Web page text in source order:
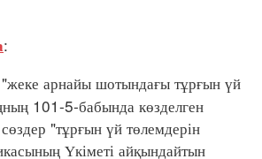
:
"жеке арнайы шотындағы тұрғын үй
101-5-бабында көзделген
"тұрғын үй төлемдерін
Үкіметі айқындайтын